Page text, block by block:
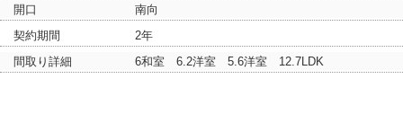
開口
南向
契約期間
2年
間取り詳細
6和室 6.2洋室 5.6洋室 12.7LDK